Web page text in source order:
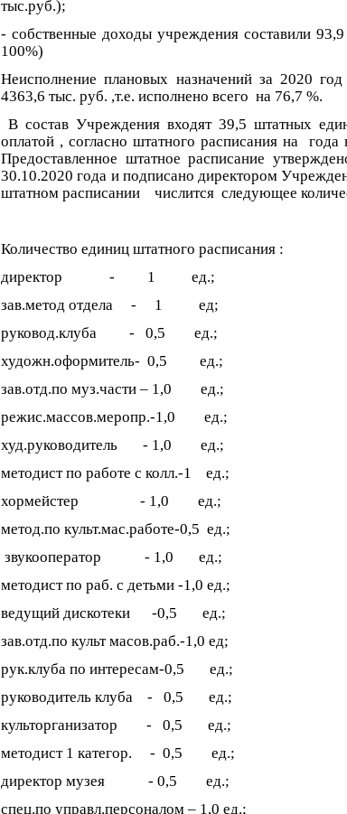
тыс.руб.);
- собственные доходы учреждения составили
100%)
Неисполнение плановых назначений за 2020
4363,6 тыс. руб. ,т.е. исполнено всего на 76,7 %.
В состав Учреждения входят 39,5 штатных
оплатой , согласно штатного расписания на
Предоставленное штатное расписание
30.10.2020 года и подписано директором
штатном расписании числится следующее
Количество единиц штатного расписания :
директор - 1 ед.;
зав.метод отдела - 1 ед;
руковод.клуба - 0,5 ед.;
художн.оформитель- 0,5 ед.;
зав.отд.по муз.части – 1,0 ед.;
режис.массов.меропр.-1,0 ед.;
худ.руководитель - 1,0 ед.;
методист по работе с колл.-1 ед.;
хормейстер - 1,0 ед.;
метод.по культ.мас.работе-0,5 ед.;
звукооператор - 1,0 ед.;
методист по раб. с детьми -1,0 ед.;
ведущий дискотеки -0,5 ед.;
зав.отд.по культ масов.раб.-1,0 ед;
рук.клуба по интересам-0,5 ед.;
руководитель клуба - 0,5 ед.;
культорганизатор - 0,5 ед.;
методист 1 категор. - 0,5 ед.;
директор музея - 0,5 ед.;
спец.по управл.персоналом – 1,0 ед.;